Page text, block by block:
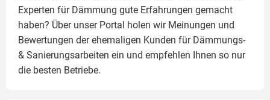
Experten für Dämmung gute Erfahrungen gemacht
haben? Über unser Portal holen wir Meinungen und
Bewertungen der ehemaligen Kunden für Dämmungs-
& Sanierungsarbeiten ein und empfehlen Ihnen so nur
die besten Betriebe.